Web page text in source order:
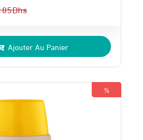
Dhs
Ajouter Au Panier
%